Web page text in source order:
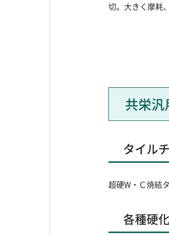
切。大きく摩耗
共栄
タイル
超硬W・Ｃ焼結
各種硬